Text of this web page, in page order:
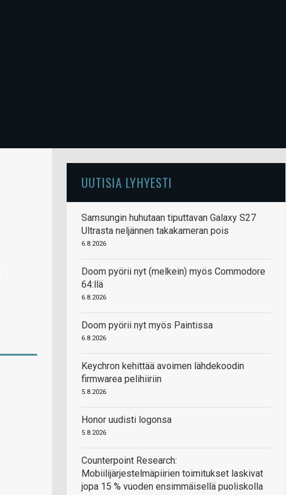
UUTISIA LYHYESTI
Samsungin huhutaan tiputtavan Galaxy S27
Ultrasta neljännen takakameran pois
6.8.2026
Doom pyörii nyt (melkein) myös Commodore
64:llä
6.8.2026
Doom pyörii nyt myös Paintissa
6.8.2026
Keychron kehittää avoimen lähdekoodin
firmwarea pelihiiriin
5.8.2026
Honor uudisti logonsa
5.8.2026
Counterpoint Research:
Mobiilijärjestelmäpiirien toimitukset laskivat
jopa 15 % vuoden ensimmäisellä puoliskolla